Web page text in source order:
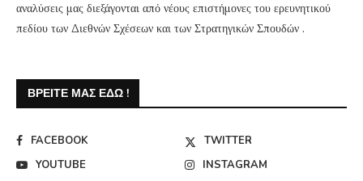
αναλύσεις μας διεξάγονται από νέους επιστήμονες του ερευνητικού
πεδίου των Διεθνών Σχέσεων και των Στρατηγικών Σπουδών .
ΒΡΕΊΤΕ ΜΑΣ ΕΔΏ !
FACEBOOK
TWITTER
YOUTUBE
INSTAGRAM